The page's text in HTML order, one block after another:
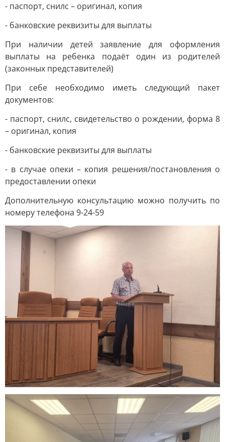
- паспорт, снилс – оригинал, копия
- банковские реквизиты для выплаты
При наличии детей заявление для оформления
выплаты на ребенка подаёт один из родителей
(законных представителей)
При себе необходимо иметь следующий пакет
документов:
- паспорт, снилс, свидетельство о рождении, форма 8
– оригинал, копия
- банковские реквизиты для выплаты
- в случае опеки – копия решения/постановления о
предоставлении опеки
Дополнительную консультацию можно получить по
номеру телефона 9-24-59